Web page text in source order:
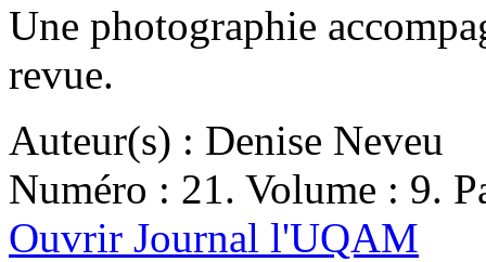
Une photographie
revue.
Auteur(s) : Denise Neveu
Numéro : 21. Volume : 9.
Ouvrir Journal l'UQAM